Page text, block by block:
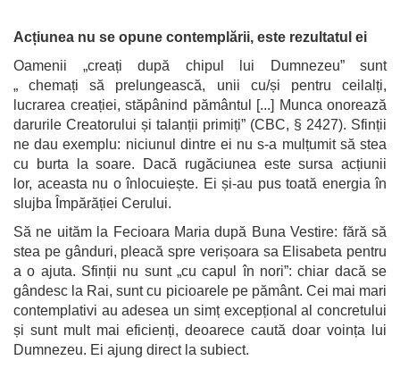
Acțiunea nu se opune contemplării, este rezultatul ei
Oamenii „creați după chipul lui Dumnezeu” sunt
„ chemați să prelungească, unii cu/și pentru ceilalți,
lucrarea creației, stăpânind pământul [...] Munca onorează
darurile Creatorului și talanții primiți” (CBC, § 2427). Sfinții
ne dau exemplu: niciunul dintre ei nu s-a mulțumit să stea
cu burta la soare. Dacă rugăciunea este sursa acțiunii
lor, aceasta nu o înlocuiește. Ei și-au pus toată energia în
slujba Împărăției Cerului.
Să ne uităm la Fecioara Maria după Buna Vestire: fără să
stea pe gânduri, pleacă spre verișoara sa Elisabeta pentru
a o ajuta. Sfinții nu sunt „cu capul în nori”: chiar dacă se
gândesc la Rai, sunt cu picioarele pe pământ. Cei mai mari
contemplativi au adesea un simț excepțional al concretului
și sunt mult mai eficienți, deoarece caută doar voința lui
Dumnezeu. Ei ajung direct la subiect.